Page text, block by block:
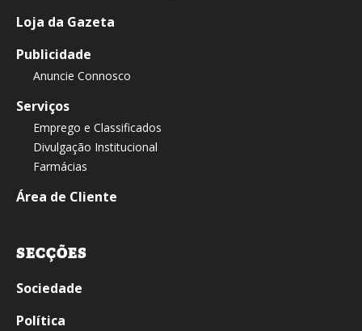
Loja da Gazeta
Publicidade
Anuncie Connosco
Serviços
Emprego e Classificados
Divulgação Institucional
Farmácias
Área de Cliente
SECÇÕES
Sociedade
Política